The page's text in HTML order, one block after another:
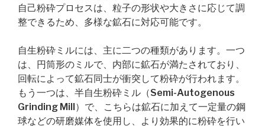
自己粉砕プロセスは、粒子の形状や大きさに応じて調
整できるため、多様な鉱石に対応可能です。
自生粉砕ミルには、主に二つの種類があります。一つ
は、円筒形のミルで、内部に鉱石が満たされており、
回転によって鉱石同士が衝突して粉砕が行われます。
もう一つは、半自生粉砕ミル（Semi-Autogenous
Grinding Mill）で、こちらは鉱石に加えて一定量の鋼
球などの研磨媒体を使用し、より効果的に粉砕を行い